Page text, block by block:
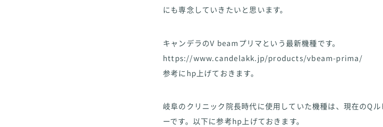
にも専念していきたいと思います。
キャンデラのV beamプリマという最新機種です。
https://www.candelakk.jp/products/vbeam-prima/
参考にhp上げておきます。
岐阜のクリニック院長時代に使用していた機種は、現在のQ
ーです。以下に参考hp上げておきます。